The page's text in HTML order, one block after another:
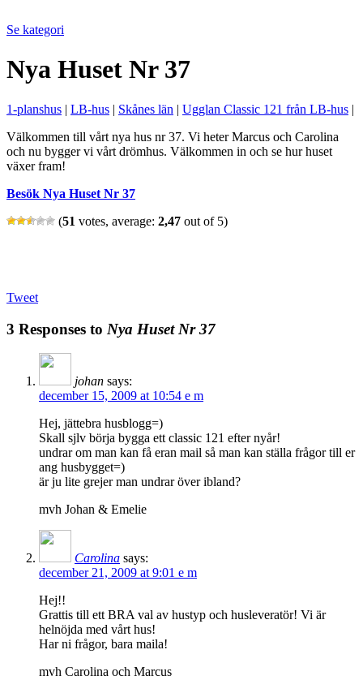
Se kategori
Nya Huset Nr 37
1-planshus | LB-hus | Skånes län | Ugglan Classic 121 från LB-hus |
Välkommen till vårt nya hus nr 37. Vi heter Marcus och Carolina
och nu bygger vi vårt drömhus. Välkommen in och se hur huset
växer fram!
Besök Nya Huset Nr 37
(51 votes, average: 2,47 out of 5)
Tweet
3 Responses to Nya Huset Nr 37
johan says:
december 15, 2009 at 10:54 e m
Hej, jättebra husblogg=)
Skall sjlv börja bygga ett classic 121 efter nyår!
undrar om man kan få eran mail så man kan ställa frågor till er
ang husbygget=)
är ju lite grejer man undrar över ibland?
mvh Johan & Emelie
Carolina says:
december 21, 2009 at 9:01 e m
Hej!!
Grattis till ett BRA val av hustyp och husleveratör! Vi är
helnöjda med vårt hus!
Har ni frågor, bara maila!
mvh Carolina och Marcus